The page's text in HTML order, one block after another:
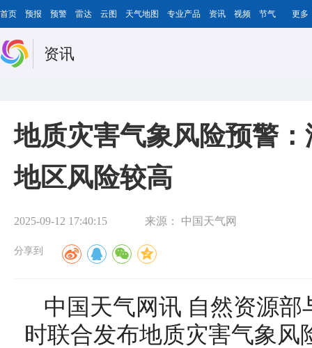
首页 预报 预警 雷达 云图 天气地图 专业产品 资讯 视频 节气 更多
资讯
地质灾害气象风险预警
地区风险较高
2025-09-12 17:40:15 来源： 中国天气网
分享到
中国天气网讯 自然资源部
时联合发布地质灾害气象风